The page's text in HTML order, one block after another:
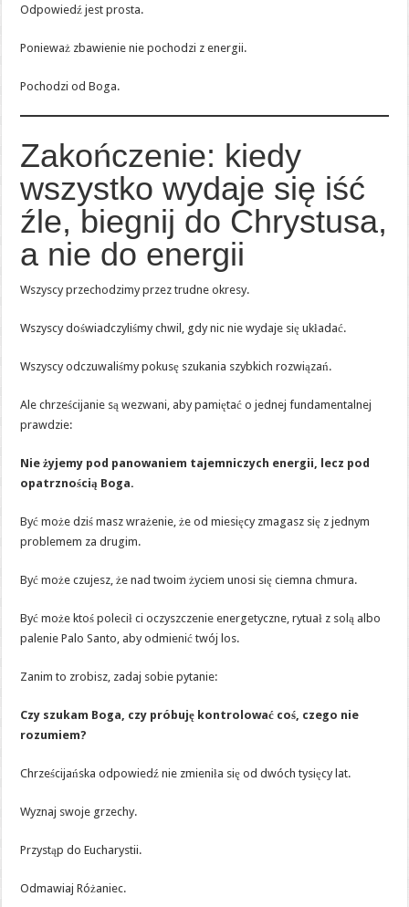
Odpowiedź jest prosta.
Ponieważ zbawienie nie pochodzi z energii.
Pochodzi od Boga.
Zakończenie: kiedy
wszystko wydaje się iść
źle, biegnij do Chrystusa,
a nie do energii
Wszyscy przechodzimy przez trudne okresy.
Wszyscy doświadczyliśmy chwil, gdy nic nie wydaje się układać.
Wszyscy odczuwaliśmy pokusę szukania szybkich rozwiązań.
Ale chrześcijanie są wezwani, aby pamiętać o jednej fundamentalnej
prawdzie:
Nie żyjemy pod panowaniem tajemniczych energii, lecz pod
opatrznością Boga.
Być może dziś masz wrażenie, że od miesięcy zmagasz się z jednym
problemem za drugim.
Być może czujesz, że nad twoim życiem unosi się ciemna chmura.
Być może ktoś polecił ci oczyszczenie energetyczne, rytuał z solą albo
palenie Palo Santo, aby odmienić twój los.
Zanim to zrobisz, zadaj sobie pytanie:
Czy szukam Boga, czy próbuję kontrolować coś, czego nie
rozumiem?
Chrześcijańska odpowiedź nie zmieniła się od dwóch tysięcy lat.
Wyznaj swoje grzechy.
Przystąp do Eucharystii.
Odmawiaj Różaniec.